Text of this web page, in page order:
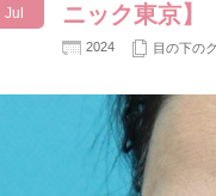
Jul
ニック東京】
2024 目の下の